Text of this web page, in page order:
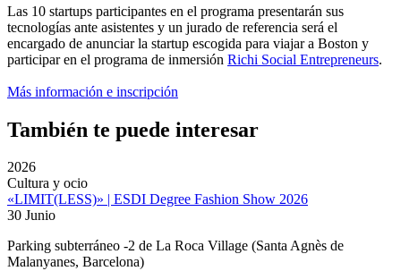
Las 10 startups participantes en el programa presentarán sus
tecnologías ante asistentes y un jurado de referencia será el
encargado de anunciar la startup escogida para viajar a Boston y
participar en el programa de inmersión Richi Social Entrepreneurs.
Más información e inscripción
También te puede interesar
2026
Cultura y ocio
«LIMIT(LESS)» | ESDI Degree Fashion Show 2026
30 Junio
Parking subterráneo -2 de La Roca Village (Santa Agnès de
Malanyanes, Barcelona)